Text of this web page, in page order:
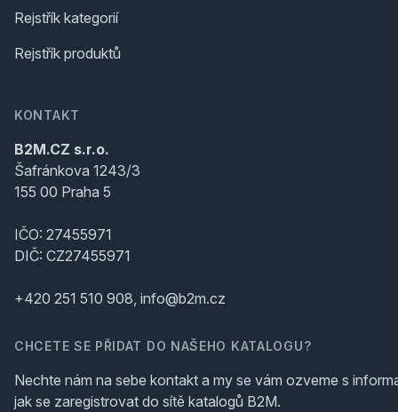
Rejstřík kategorií
Rejstřík produktů
KONTAKT
B2M.CZ s.r.o.
Šafránkova 1243/3
155 00 Praha 5
IČO: 27455971
DIČ: CZ27455971
+420 251 510 908, info@b2m.cz
CHCETE SE PŘIDAT DO NAŠEHO KATALOGU?
Nechte nám na sebe kontakt a my se vám ozveme s
jak se zaregistrovat do sítě katalogů B2M.